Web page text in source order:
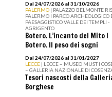
Dal 24/07/2026 al 31/10/2026
PALERMO | PALAZZO BELMONTE
PALERMO I PARCO ARCHEOLOGICO
PAESAGGISTICO VALLE DEI TEMPLI -
AGRIGENTO
Botero. L’incanto del Mito I
Botero. Il peso dei sogni
Dal 24/07/2026 al 31/01/2027
LECCE | LECCE – MUSEO MUST I
– GALLERIA NAZIONALE DI
Tesori nascosti della
Borghese